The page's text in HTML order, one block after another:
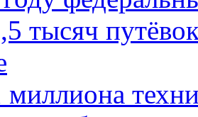
тысяч
миллиона